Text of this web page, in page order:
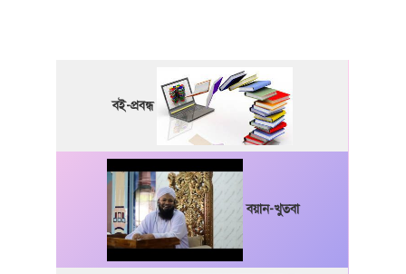
বই-প্রবন্ধ
বয়ান-খুতবা